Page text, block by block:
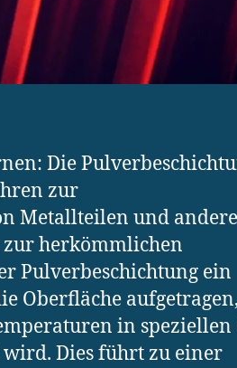
Die
zur
Metallteilen und
zur herkömmlichen
Pulverbeschichtung ein
Oberfläche
in speziellen
Dies führt zu einer